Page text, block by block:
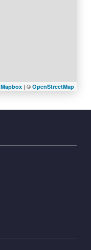
Mapbox | © OpenStreetMap